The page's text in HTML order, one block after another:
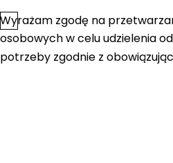
Zgoda*
Wyrażam zgodę na
osobowych w celu udzielenia
potrzeby zgodnie z